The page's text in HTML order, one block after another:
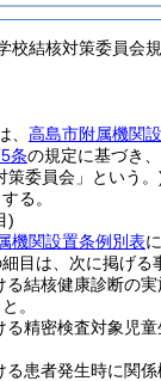
校結核対策委員会規
、 高島市附属機関
条の規定に基づき
策委員会」という。
る。
)
機関設置条例別表
目は、次に掲げる
る結核健康診断の
。
る精密検査対象児
る患者発生時に関